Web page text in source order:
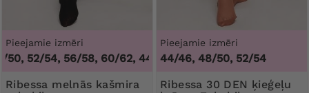
Pieejamie izmēri
52/54, 56/58, 60/62,44/46, 48/50, 52/54, 56/58, 60/62
Ribessa melnās kašmira
Pieejamie izmēri
44/46, 48/50, 52/54
Ribessa 30 DEN ķieģeļu